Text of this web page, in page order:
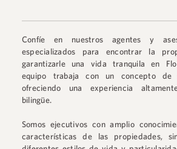
Confíe en nuestros agentes y
especializados para encontrar la
garantizarle una vida tranquila en
equipo trabaja con un concepto de
ofreciendo una experiencia
bilingüe.
Somos ejecutivos con amplio
características de las propiedades,